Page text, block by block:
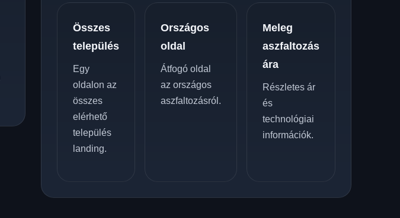
Összes
település
Egy
oldalon az
összes
elérhető
település
landing.
Országos
oldal
Átfogó oldal
az országos
aszfaltozásról.
Meleg
aszfaltozás
ára
Részletes ár
és
technológiai
információk.